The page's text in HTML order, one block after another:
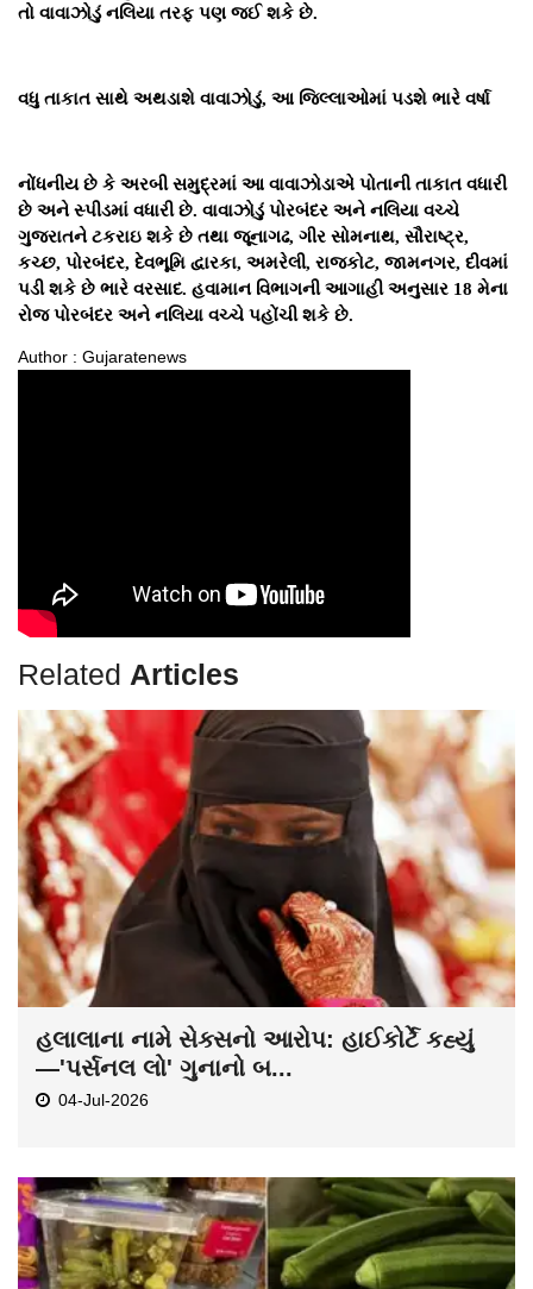
તો વાવાઝોડું નલિયા તરફ પણ જઈ શકે છે.
વધુ તાકાત સાથે અથડાશે વાવાઝોડું, આ જિલ્લાઓમાં પડશે ભારે વર્ષા
નોંધનીય છે કે અરબી સમુદ્રમાં આ વાવાઝોડાએ પોતાની તાકાત વધારી
છે અને સ્પીડમાં વધારી છે. વાવાઝોડું પોરબંદર અને નલિયા વચ્ચે
ગુજરાતને ટકરાઇ શકે છે તથા જૂનાગઢ, ગીર સોમનાથ, સૌરાષ્ટ્ર,
કચ્છ, પોરબંદર, દેવભૂમિ દ્વારકા, અમરેલી, રાજકોટ, જામનગર, દીવમાં
પડી શકે છે ભારે વરસાદ. હવામાન વિભાગની આગાહી અનુસાર 18 મેના
રોજ પોરબંદર અને નલિયા વચ્ચે પહોંચી શકે છે.
Author : Gujaratenews
Related Articles
હલાલાના નામે સેક્સનો આરોપ: હાઈકોર્ટે કહ્યું
—'પર્સનલ લો' ગુનાનો બ...
04-Jul-2026